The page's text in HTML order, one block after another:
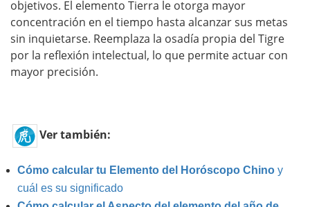
objetivos. El elemento Tierra le otorga mayor
concentración en el tiempo hasta alcanzar sus metas
sin inquietarse. Reemplaza la osadía propia del Tigre
por la reflexión intelectual, lo que permite actuar con
mayor precisión.
Ver también:
Cómo calcular tu Elemento del Horóscopo Chino y
cuál es su significado